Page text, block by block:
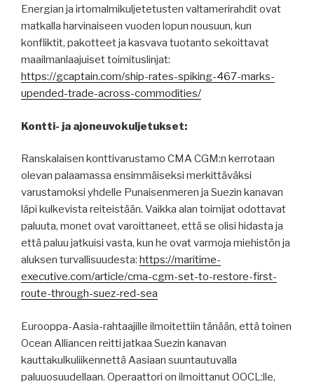
Energian ja irtomalmikuljetetusten valtamerirahdit ovat
matkalla harvinaiseen vuoden lopun nousuun, kun
konfliktit, pakotteet ja kasvava tuotanto sekoittavat
maailmanlaajuiset toimituslinjat:
https://gcaptain.com/ship-rates-spiking-467-marks-
upended-trade-across-commodities/
Kontti- ja ajoneuvokuljetukset:
Ranskalaisen konttivarustamo CMA CGM:n kerrotaan
olevan palaamassa ensimmäiseksi merkittäväksi
varustamoksi yhdelle Punaisenmeren ja Suezin kanavan
läpi kulkevista reiteistään. Vaikka alan toimijat odottavat
paluuta, monet ovat varoittaneet, että se olisi hidasta ja
että paluu jatkuisi vasta, kun he ovat varmoja miehistön ja
aluksen turvallisuudesta: https://maritime-
executive.com/article/cma-cgm-set-to-restore-first-
route-through-suez-red-sea
Eurooppa-Aasia-rahtaajille ilmoitettiin tänään, että toinen
Ocean Alliancen reitti jatkaa Suezin kanavan
kauttakulkuliikennettä Aasiaan suuntautuvalla
paluuosuudellaan. Operaattori on ilmoittanut OOCL:lle,